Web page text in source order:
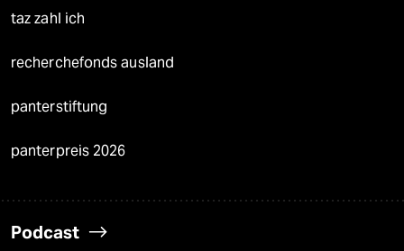
taz zahl ich
recherchefonds ausland
panterstiftung
panterpreis 2026
Podcast